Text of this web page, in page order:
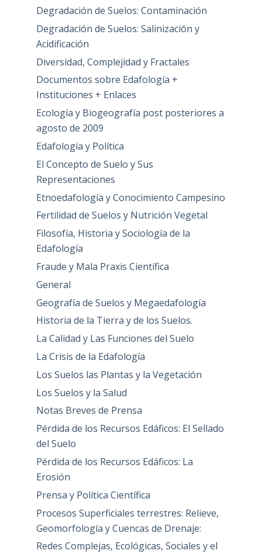
Degradación de Suelos: Contaminación
Degradación de Suelos: Salinización y
Acidificación
Diversidad, Complejidad y Fractales
Documentos sobre Edafología +
Instituciones + Enlaces
Ecología y Biogeografía post posteriores a
agosto de 2009
Edafología y Política
El Concepto de Suelo y Sus
Representaciones
Etnoedafología y Conocimiento Campesino
Fertilidad de Suelos y Nutrición Vegetal
Filosofía, Historia y Sociología de la
Edafología
Fraude y Mala Praxis Científica
General
Geografía de Suelos y Megaedafología
Historia de la Tierra y de los Suelos.
La Calidad y Las Funciones del Suelo
La Crisis de la Edafología
Los Suelos las Plantas y la Vegetación
Los Suelos y la Salud
Notas Breves de Prensa
Pérdida de los Recursos Edáficos: El Sellado
del Suelo
Pérdida de los Recursos Edáficos: La
Erosión
Prensa y Política Científica
Procesos Superficiales terrestres: Relieve,
Geomorfología y Cuencas de Drenaje:
Redes Complejas, Ecológicas, Sociales y el